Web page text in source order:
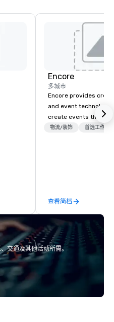
Encore
多城市
Encore provides
and event technology
create events that
creates memorable
creative, advanced
digital,
digital solutions for
in-person events of
物流/装饰 首选工作人
查看简档
交通及其他活动所需。